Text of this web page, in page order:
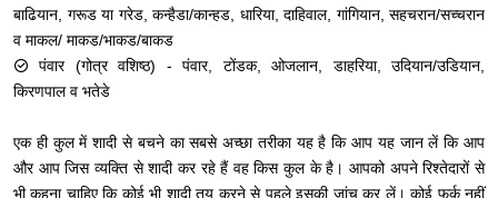
बाढियान, गरूड या गरेड, कन्‍हैडा/कान्‍हड, धारिया, दाहिवाल, गांगियान, सहचरान/सच्चरान
व माकल/ माकड/भाकड/बाकड
पंवार (गोत्र वशिष्ठ) - पंवार, टोंडक, ओजलान, डाहरिया, उदियान/उडियान,
किरणपाल व भतेडे
एक ही कुल में शादी से बचने का सबसे अच्छा तरीका यह है कि आप यह जान लें कि आप
और आप जिस व्यक्ति से शादी कर रहे हैं वह किस कुल के है। आपको अपने रिश्तेदारों से
भी कहना चाहिए कि कोई भी शादी तय करने से पहले इसकी जांच कर लें। कोई फर्क नहीं